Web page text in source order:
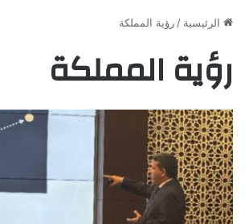
الرئيسية /رؤية المملكة
رؤية المملكة